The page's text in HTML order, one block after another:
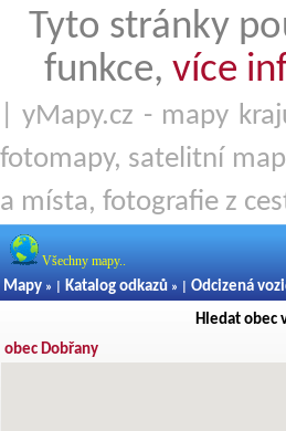
Tyto stránky
funkce, více
| yMapy.cz - mapy
fotomapy, satelitní
a místa, fotografie z
Všechny mapy..
Mapy » | Katalog odkazů » | Odcizená
Hledat obec
obec Dobřany